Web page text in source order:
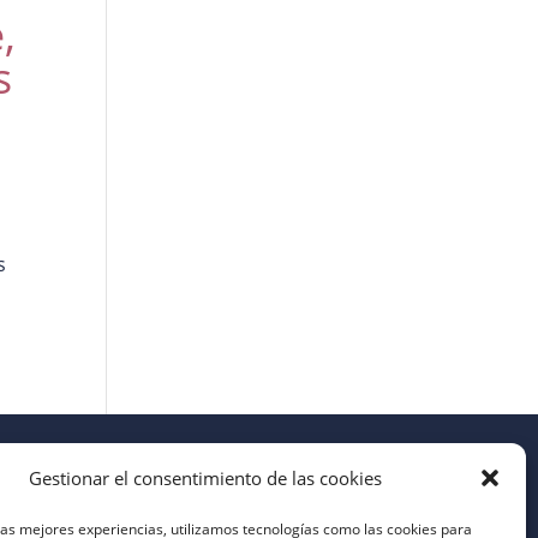
Gestionar el consentimiento de las cookies
mejores experiencias, utilizamos tecnologías como las cookies para